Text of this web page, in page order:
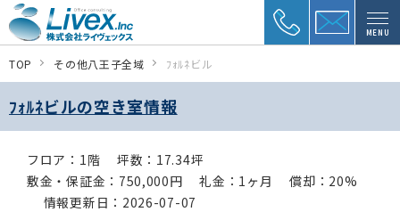
MENU
TOP その他八王子全域 ﾌｫﾙﾈビル
ﾌｫﾙﾈビルの空き室情報
フロア：1階
坪数：17.34坪
敷金・保証金：750,000円
礼金：1ヶ月
償却：20%
情報更新日：2026-07-07